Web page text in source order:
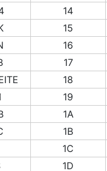
14
15
16
17
18
19
1Α
1Β
1C
1D